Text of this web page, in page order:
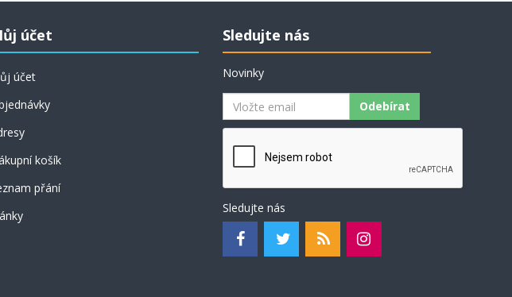
účet
účet
košík
přání
Sledujte nás
Novinky
Odebírat
Sledujte nás